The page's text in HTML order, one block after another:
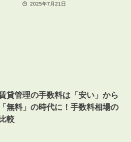
2025年7月21日
貸管理の手数料は「安い」から
「無料」の時代に！手数料相場の
比較